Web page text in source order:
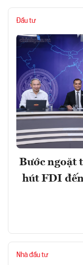
Đầu tư
Bước ngoặt
hút FDI
Nhà đầu tư